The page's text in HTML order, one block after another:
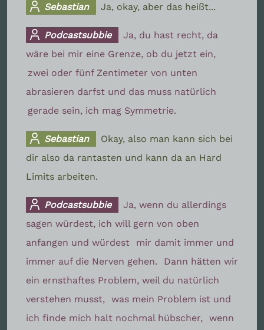
Sebastian Ja, okay, aber das heißt...
Podcastsubbie
Ja, du hast recht, da
wäre bei mir eine Grenze, ob du jetzt ein,
zwei oder fünf Zentimeter von unten
abrasieren darfst und das muss natürlich
gerade sein, ich mag Symmetrie.
Sebastian
Okay, also man kann sich bei
dir also da rantasten und kann da an Hard
Limits arbeiten.
Podcastsubbie
Ja, wenn du allerdings
sagen würdest, ich will gern von oben
anfangen und würdest
mir damit immer und
immer auf die Nerven gehen.
Dann hätten wir
ein ernsthaftes Problem, weil du natürlich
verstehen musst,
was mein Problem ist und
ich finde mich halt nochmal hübscher,
wenn